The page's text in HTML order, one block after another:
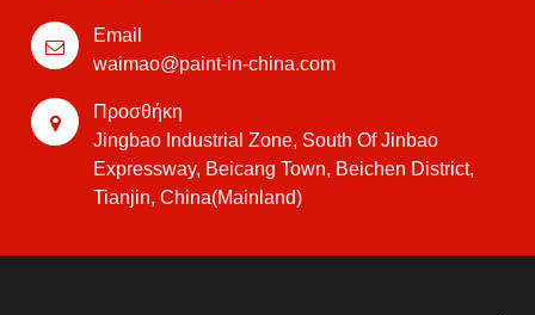
Email
waimao@paint-in-china.com
Προσθήκη
Jingbao Industrial Zone, South Of Jinbao
Expressway, Beicang Town, Beichen District,
Tianjin, China(Mainland)